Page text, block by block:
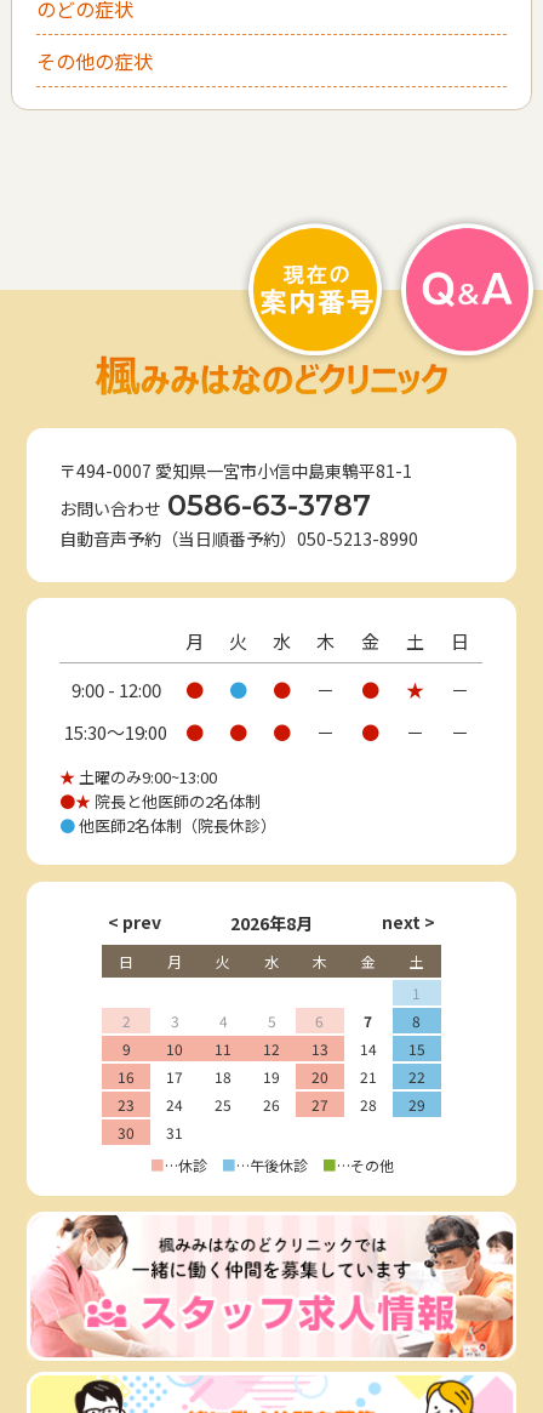
のどの症状
その他の症状
〒494-0007 愛知県一宮市小信中島東鵯平81-1
お問い合わせ 0586-63-3787
自動音声予約（当日順番予約）050-5213-8990
月 火 水 木 金 土
日
9:00 - 12:00
● ● ● － ● ★
－
15:30〜19:00
● ● ● － ● － －
★土曜のみ9:00~13:00
●★ 院長と他医師の2名体制
●他医師2名体制（院長休診）
2026年8月
日 月 火 水 木 金
土
1
2
3 4 5 6 7
8
9
10 11 12 13 14
15
16
17 18 19 20 21
22
23
24 25 26 27 28
29
30
31
■…休診 ■…午後休診 ■…その他